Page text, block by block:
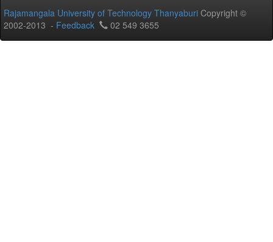
Rajamangala University of Technology Thanyaburi Copyright ©
2002-2013 - Feedback 02 549 3655